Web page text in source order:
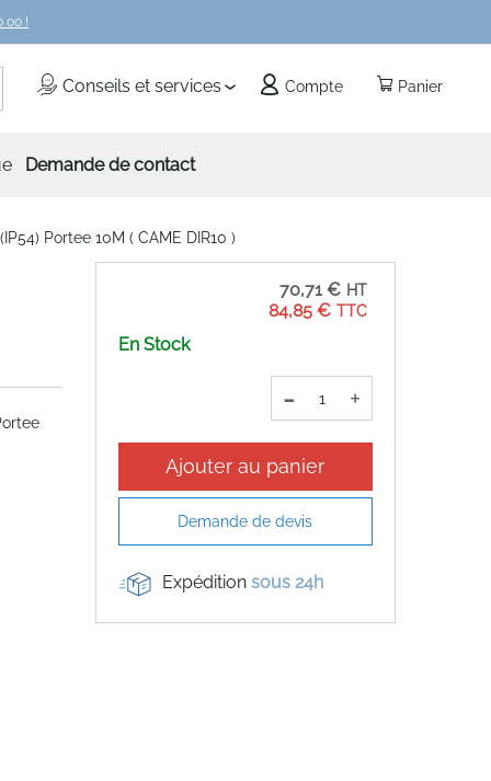
00 !
Panier
Conseils et services Compte
Demande de contact
Portee 10M ( CAME DIR10 )
84,85 €
70,71 €
En Stock
- +
Ajouter au panier
Demande de devis
Expédition sous 24h